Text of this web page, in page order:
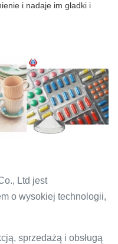
i nadaje im gładki i
Ltd jest
o wysokiej technologii,
sprzedażą i obsługą